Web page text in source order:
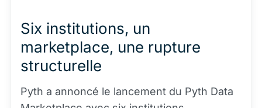
Six institutions, un
marketplace, une rupture
structurelle
Pyth a annoncé le lancement du Pyth Data